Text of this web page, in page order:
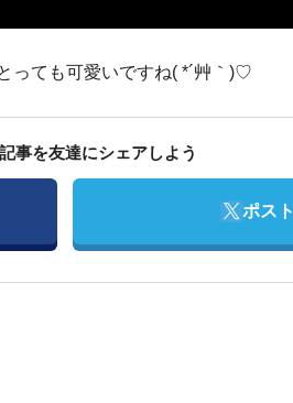
っても可愛いですね( *´艸｀)♡
事を友達にシェアしよう
Twitter
ポスト